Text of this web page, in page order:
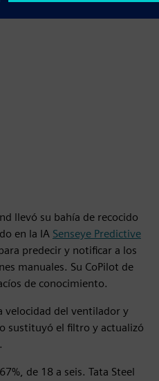
llevó su bahía de recocido
en la IA Senseye Predictive
predecir y notificar a los
manuales. Su CoPilot de
de conocimiento.
velocidad del ventilador y
sustituyó el filtro y actualizó
de 18 a seis. Tata Steel